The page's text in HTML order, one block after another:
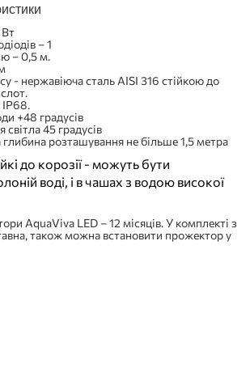
Вт
– 1
– 0,5 м.
- нержавіюча сталь АISI 316 стійкою до
IP68.
+48 градусів
світла 45 градусів
розташування не більше 1,5 метра
до корозії - можуть бути
воді, і в чашах з водою високої
AquaViva LED – 12 місяців. У комплекті з
також можна встановити прожектор у